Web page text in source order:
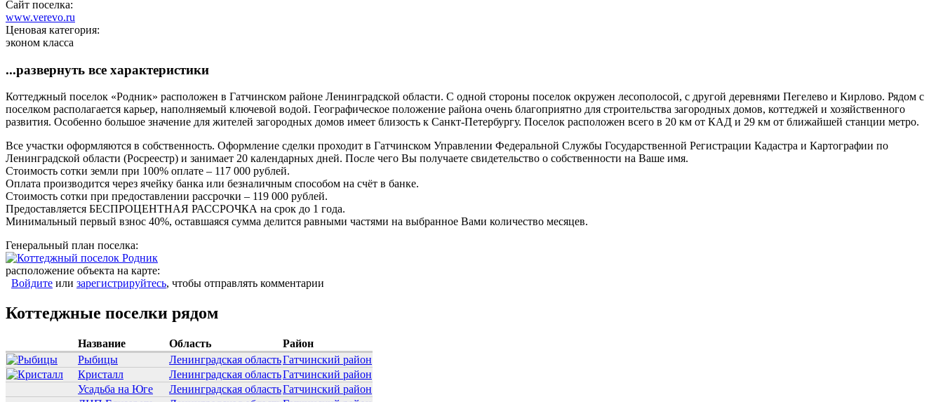
Сайт поселка:
www.verevo.ru
Ценовая категория:
эконом класса
...развернуть все характеристики
Коттеджный поселок «Родник» расположен в Гатчинском районе Ленинградской области. С одной стороны поселок окружен лесополосой, с другой деревнями Пегелево и Кирлово. Рядом с
поселком располагается карьер, наполняемый ключевой водой. Географическое положение района очень благоприятно для строительства загородных домов, коттеджей и хозяйственного
развития. Особенно большое значение для жителей загородных домов имеет близость к Санкт-Петербургу. Поселок расположен всего в 20 км от КАД и 29 км от ближайшей станции метро.
Все участки оформляются в собственность. Оформление сделки проходит в Гатчинском Управлении Федеральной Службы Государственной Регистрации Кадастра и Картографии по
Ленинградской области (Росреестр) и занимает 20 календарных дней. После чего Вы получаете свидетельство о собственности на Ваше имя.
Стоимость сотки земли при 100% оплате – 117 000 рублей.
Оплата производится через ячейку банка или безналичным способом на счёт в банке.
Стоимость сотки при предоставлении рассрочки – 119 000 рублей.
Предоставляется БЕСПРОЦЕНТНАЯ РАССРОЧКА на срок до 1 года.
Минимальный первый взнос 40%, оставшаяся сумма делится равными частями на выбранное Вами количество месяцев.
Генеральный план поселка:
расположение объекта на карте:
Войдите или зарегистрируйтесь, чтобы отправлять комментарии
Коттеджные поселки рядом
Название Область
Район
Рыбицы
Ленинградская областьГатчинский район
Кристалл
Ленинградская областьГатчинский район
Усадьба на Юге
Ленинградская областьГатчинский район